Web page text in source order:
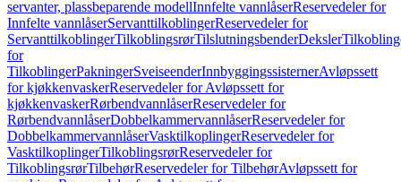
servanter, plassbeparende modellInnfelte vannlåserReservedeler for
Innfelte vannlåserServanttilkoblingerReservedeler for
ServanttilkoblingerTilkoblingsrørTilslutningsbenderDeksler
for
TilkoblingerPakningerSveiseenderInnbyggingssisternerAvløpssett
for kjøkkenvaskerReservedeler for Avløpssett for
kjøkkenvaskerRørbendvannlåserReservedeler for
RørbendvannlåserDobbelkammervannlåserReservedeler for
DobbelkammervannlåserVasktilkoplingerReservedeler for
VasktilkoplingerTilkoblingsrørReservedeler for
TilkoblingsrørTilbehørReservedeler for TilbehørAvløpssett for